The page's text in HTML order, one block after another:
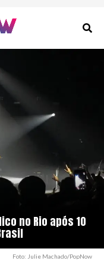
no Rio após 10
Foto: Julie Machado/PopNow